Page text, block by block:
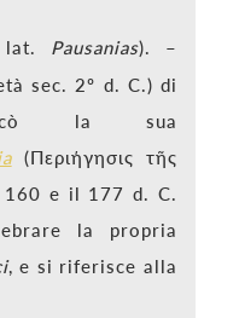
lat. Pausanias). –
sec. 2º d. C.) di
la sua
(Περιήγησις τῆς
160 e il 177 d. C.
la propria
, e si riferisce alla